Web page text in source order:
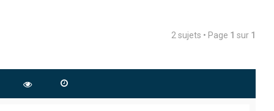
2 sujets • Page 1 sur 1